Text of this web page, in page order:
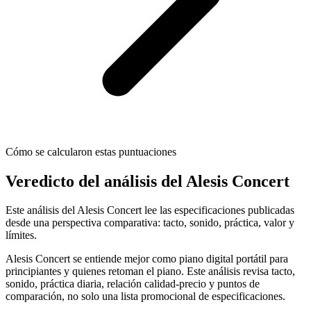
Cómo se calcularon estas puntuaciones
Veredicto del análisis del Alesis Concert
Este análisis del Alesis Concert lee las especificaciones publicadas
desde una perspectiva comparativa: tacto, sonido, práctica, valor y
límites.
Alesis Concert se entiende mejor como piano digital portátil para
principiantes y quienes retoman el piano. Este análisis revisa tacto,
sonido, práctica diaria, relación calidad-precio y puntos de
comparación, no solo una lista promocional de especificaciones.